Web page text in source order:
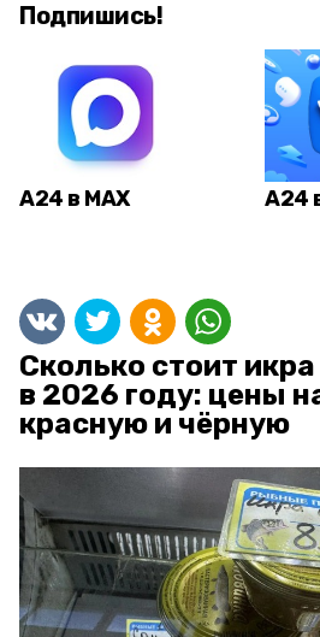
Подпишись!
А24 в MAX А24
Сколько стоит
в 2026 году: цены
красную и чёрную